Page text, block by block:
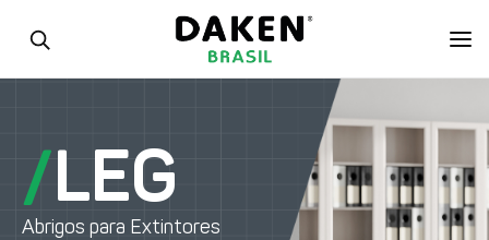
/LEG
Abrigos para Extintores